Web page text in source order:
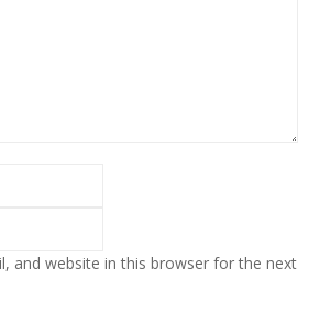
and website in this browser for the next